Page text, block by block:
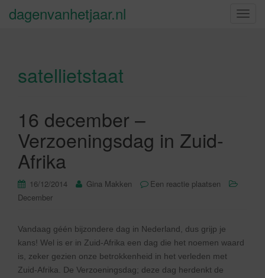
S
dagenvanhetjaar.nl
satellietstaat
16 december –
Verzoeningsdag in Zuid-
Afrika
16/12/2014 Gina Makken
Een reactie plaatsen
December
Vandaag géén bijzondere dag in Nederland, dus grijp je
kans! Wel is er in Zuid-Afrika een dag die het noemen waard
is, zeker gezien onze betrokkenheid in het verleden met
Zuid-Afrika. De Verzoeningsdag; deze dag herdenkt de